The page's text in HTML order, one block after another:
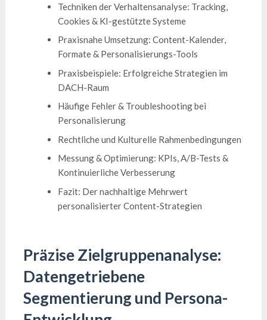
Techniken der Verhaltensanalyse: Tracking,
Cookies & KI-gestützte Systeme
Praxisnahe Umsetzung: Content-Kalender,
Formate & Personalisierungs-Tools
Praxisbeispiele: Erfolgreiche Strategien im
DACH-Raum
Häufige Fehler & Troubleshooting bei
Personalisierung
Rechtliche und Kulturelle Rahmenbedingungen
Messung & Optimierung: KPIs, A/B-Tests &
Kontinuierliche Verbesserung
Fazit: Der nachhaltige Mehrwert
personalisierter Content-Strategien
Präzise Zielgruppenanalyse:
Datengetriebene
Segmentierung und Persona-